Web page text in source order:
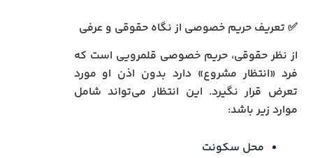
✅ تعریف حریم خصوصی از نگاه حقوقی و عرفی
از نظر حقوقی، حریم خصوصی قلمرویی است که
فرد «انتظار مشروع» دارد بدون اذن او مورد
تعرض قرار نگیرد. این انتظار می‌تواند شامل
موارد زیر باشد:
محل سکونت